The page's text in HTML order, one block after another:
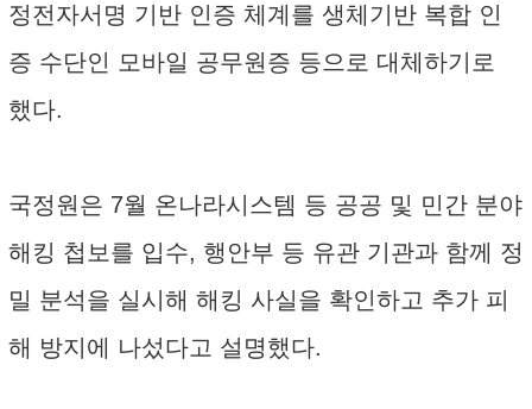
정전자서명 기반 인증 체계를 생체기반 복합 인
증 수단인 모바일 공무원증 등으로 대체하기로
했다.
국정원은 7월 온나라시스템 등 공공 및 민간 분야
해킹 첩보를 입수, 행안부 등 유관 기관과 함께 정
밀 분석을 실시해 해킹 사실을 확인하고 추가 피
해 방지에 나섰다고 설명했다.